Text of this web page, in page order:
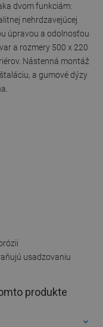
dvom funkciám:
nehrdzavejúcej
úpravou a odolnosťou
a rozmery 500 x 220
Nástenná montáž
a gumové dýzy
usadzovaniu
produkte